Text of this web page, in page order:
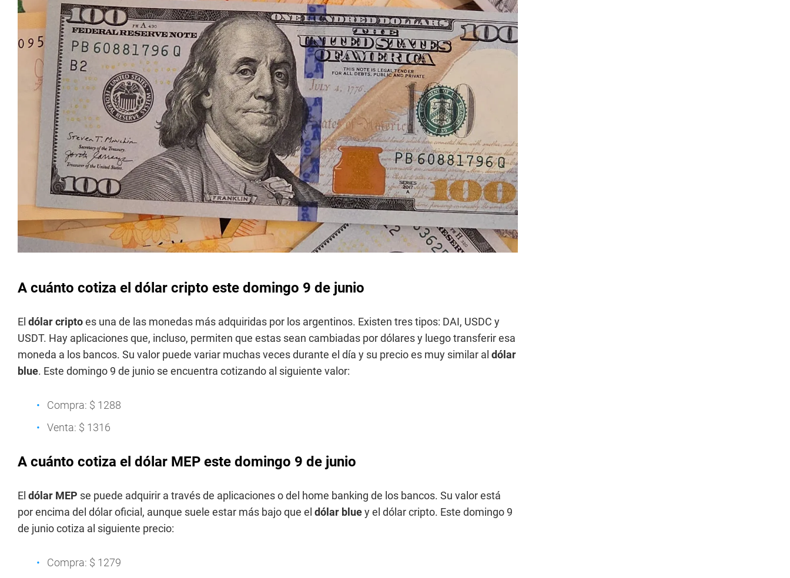
A cuánto cotiza el dólar cripto este domingo 9 de junio
El dólar criptoes una de las monedas más adquiridas por los argentinos. Existen tres tipos: DAI, USDC y
USDT. Hay aplicaciones que, incluso, permiten que estas sean cambiadas por dólares y luego transferir esa
moneda a los bancos. Su valor puede variar muchas veces durante el día y su precio es muy similar al dólar
blue. Este domingo 9 de junio se encuentra cotizando al siguiente valor:
Compra: $ 1288
Venta: $ 1316
A cuánto cotiza el dólar MEP este domingo 9 de junio
El dólar MEP se puede adquirir a través de aplicaciones o del home banking de los bancos. Su valor está
por encima del dólar oficial, aunque suele estar más bajo que el dólar bluey el dólar cripto. Este domingo 9
de junio cotiza al siguiente precio:
Compra: $ 1279